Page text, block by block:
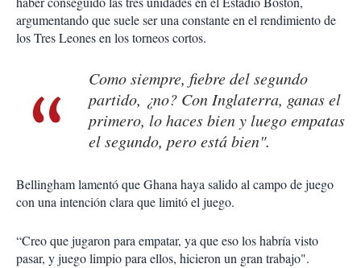
argumentando que suele ser una constante en el rendimiento de
los Tres Leones en los torneos cortos.
Como siempre, fiebre del segundo
partido, ¿no? Con Inglaterra, ganas el
primero, lo haces bien y luego empatas
el segundo, pero está bien".
Bellingham lamentó que Ghana haya salido al campo de juego
con una intención clara que limitó el juego.
“Creo que jugaron para empatar, ya que eso los habría visto
pasar, y juego limpio para ellos, hicieron un gran trabajo".